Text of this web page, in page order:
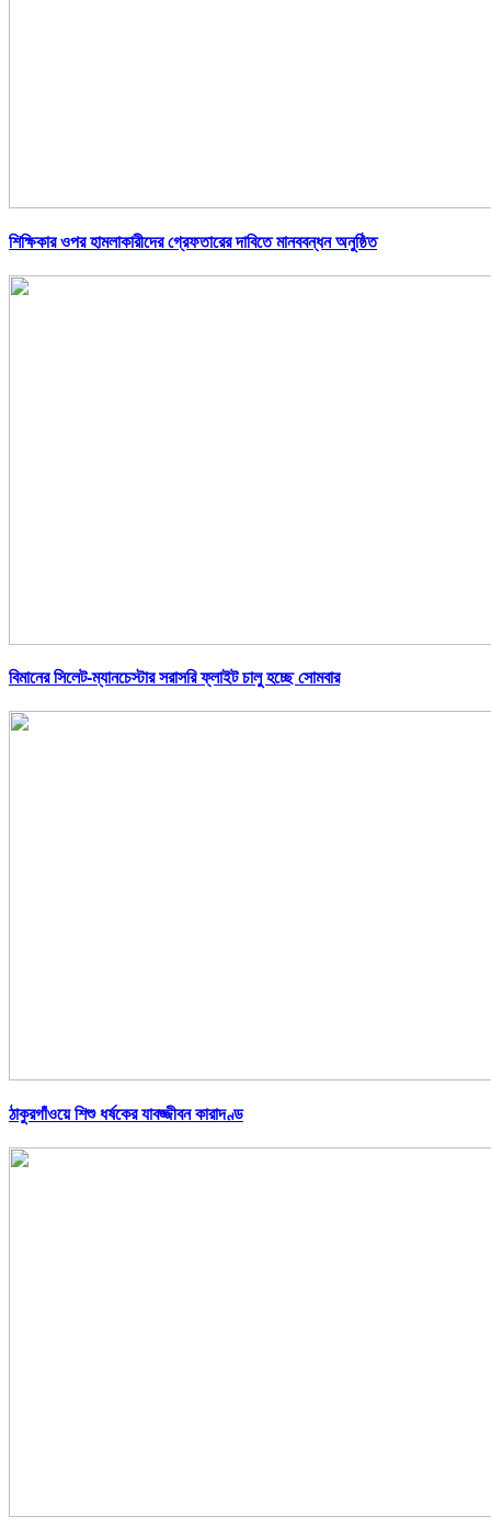
শিক্ষিকার ওপর হামলাকারীদের গ্রেফতারের দাবিতে মানববন্ধন অনুষ্ঠিত
বিমানের সিলেট-ম্যানচেস্টার সরাসরি ফ্লাইট চালু হচ্ছে সোমবার
ঠাকুরগাঁওয়ে শিশু ধর্ষকের যাবজ্জীবন কারাদণ্ড